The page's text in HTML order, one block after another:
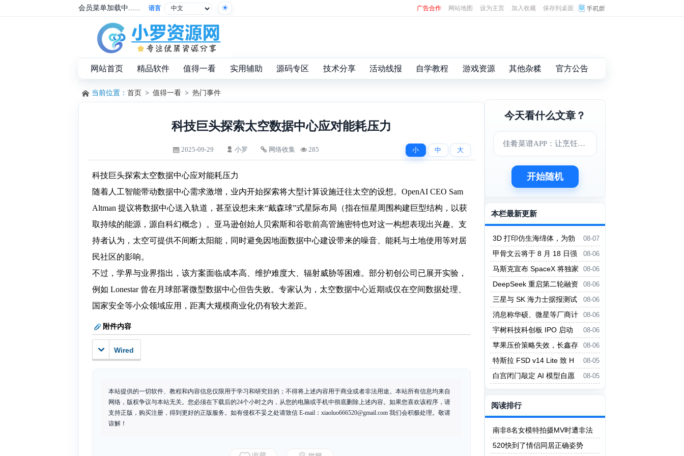
会员菜单加载中...... 语言 广告合作 网站地图 设为主页 加入收藏 保存到桌面
网站首页 精品软件 值得一看 实用辅助 源码专区 技术分享 活动线报 自学教程 游戏资源 其他杂糅 官方公告
当前位置： 首页 > 值得一看 > 热门事件
科技巨头探索太空数据中心应对能耗压力
小 中 大
2025-09-29 小罗 网络收集 285
科技巨头探索太空数据中心应对能耗压力
随着人工智能带动数据中心需求激增，业内开始探索将大型计算设施迁往太空的设想。OpenAI CEO Sam
Altman 提议将数据中心送入轨道，甚至设想未来“戴森球”式星际布局（指在恒星周围构建巨型结构，以获
取持续的能源，源自科幻概念）。亚马逊创始人贝索斯和谷歌前高管施密特也对这一构想表现出兴趣。支
持者认为，太空可提供不间断太阳能，同时避免因地面数据中心建设带来的噪音、能耗与土地使用等对居
民社区的影响。
不过，学界与业界指出，该方案面临成本高、维护难度大、辐射威胁等困难。部分初创公司已展开实验，
例如 Lonestar 曾在月球部署微型数据中心但告失败。专家认为，太空数据中心近期或仅在空间数据处理、
国家安全等小众领域应用，距离大规模商业化仍有较大差距。
附件内容
Wired
本站提供的一切软件、教程和内容信息仅限用于学习和研究目的；不得将上述内容用于商业或者非法用途。本站所有信息均来自
网络，版权争议与本站无关。您必须在下载后的24个小时之内，从您的电脑或手机中彻底删除上述内容。如果您喜欢该程序，请
支持正版，购买注册，得到更好的正版服务。如有侵权不妥之处请致信 E-mail： xiaoluo666520@gmail.com 我们会积极处理。敬请
谅解！
今天看什么文章？
佳肴菜谱APP：让烹饪变得更简单美味
开始随机
本栏最新更新
08-07
3D 打印仿生海绵体，为勃
起功能障碍提供新疗法
08-06
甲骨文云将于 8 月 18 日强
制实行新 Always-Free 限制
08-06
马斯克宣布 SpaceX 将独家
采用英伟达 AI 架构
08-06
DeepSeek 重启第二轮融资
投前估值 5000 亿元
08-06
三星与 SK 海力士据报测试
中微设备 对冲美国出口管制风险
08-06
消息称华硕、微星等厂商计
划 Q3 上调主板价格
08-06
宇树科技科创板 IPO 启动
询价
08-06
苹果压价策略失效，长鑫存
储拒绝压价
08-05
特斯拉 FSD v14 Lite 致 H
W3 自动驾驶电脑过热故障
08-05
白宫闭门敲定 AI 模型自愿
评估框架，细节不公开
阅读排行
南非8名女模特拍摄MV时遭非法
矿工轮奸
520快到了情侣同居正确姿势